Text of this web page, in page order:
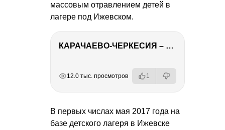
массовым отравлением детей в
лагере под Ижевском.
КАРАЧАЕВО-ЧЕРКЕСИЯ – ПУТЕШЕСТВИЕ НА КАВКАЗ часть 2
12.0 тыс. просмотров 1
В первых числах мая 2017 года на
базе детского лагеря в Ижевске